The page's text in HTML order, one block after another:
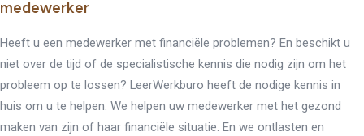
medewerker
Heeft u een medewerker met financiële problemen? En beschikt u
niet over de tijd of de specialistische kennis die nodig zijn om het
probleem op te lossen? LeerWerkburo heeft de nodige kennis in
huis om u te helpen. We helpen uw medewerker met het gezond
maken van zijn of haar financiële situatie. En we ontlasten en